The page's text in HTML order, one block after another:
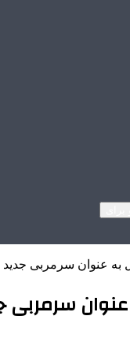
به عنوان سرمربی